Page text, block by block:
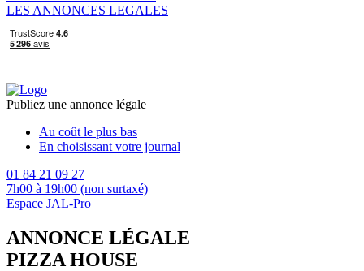
LES ANNONCES LEGALES
Publiez une annonce légale
Au coût le plus bas
En choisissant votre journal
01 84 21 09 27
7h00 à 19h00 (non surtaxé)
Espace JAL-Pro
ANNONCE LÉGALE
PIZZA HOUSE